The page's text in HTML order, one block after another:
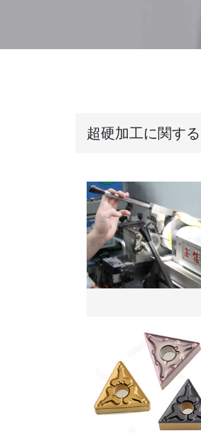
超硬加工に関す